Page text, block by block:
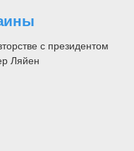
с президентом
Ляйен